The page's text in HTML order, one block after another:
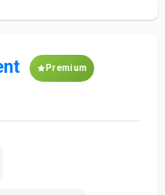
Premium